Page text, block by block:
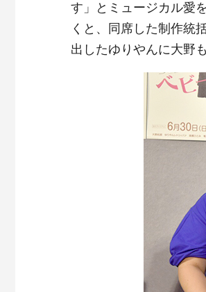
す」とミュージカル愛
くと、同席した制作統
出したゆりやんに大野